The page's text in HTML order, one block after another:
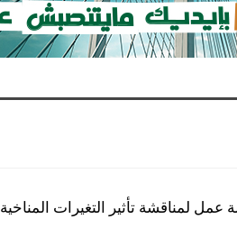
عمل لمناقشة تأثير التغيرات المناخية